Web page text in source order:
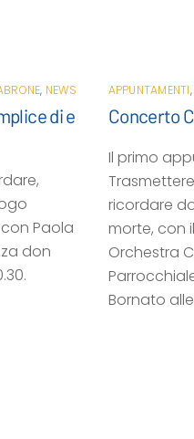
, NEWS
di e
Paola
don
APPUNTAMENTI
Concerto
Il primo
ricordare
morte, con
Orchestra
Bornato